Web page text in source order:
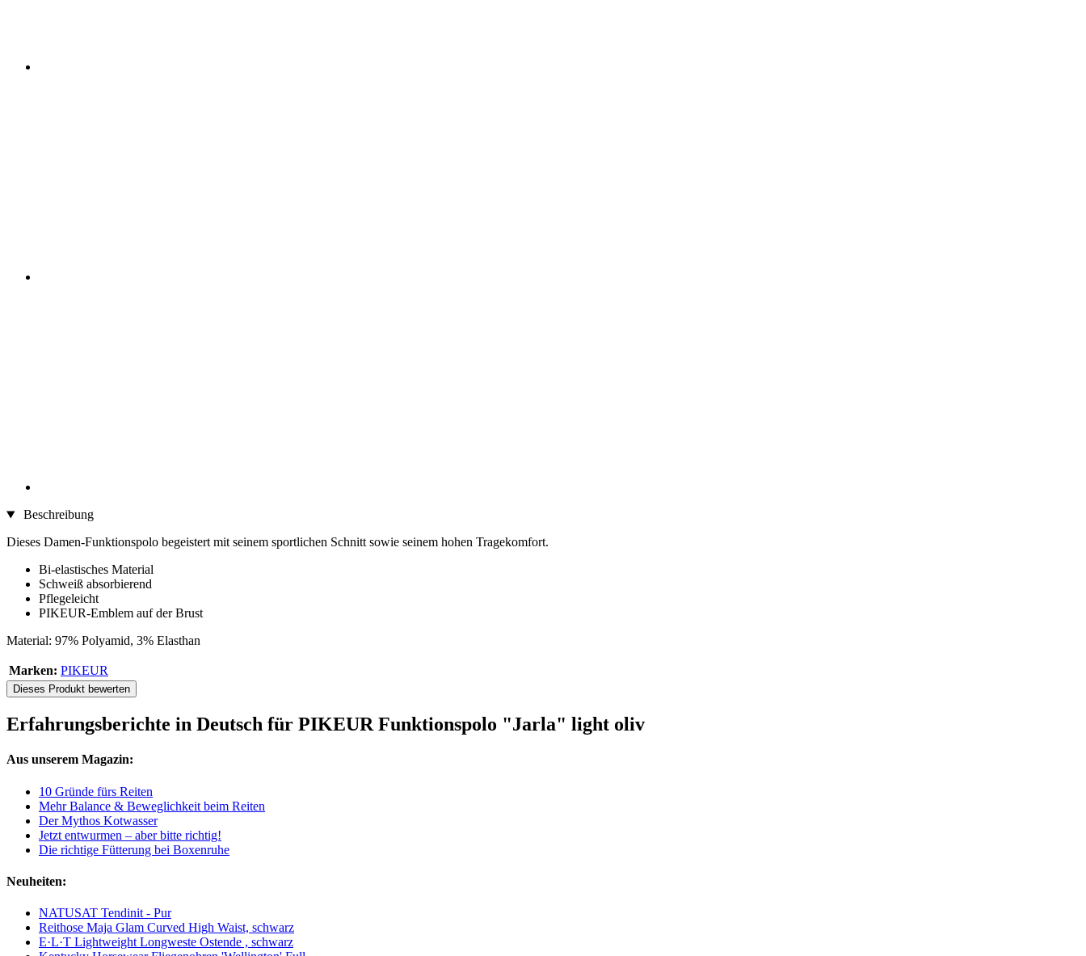
Beschreibung
Dieses Damen-Funktionspolo begeistert mit seinem sportlichen Schnitt sowie seinem hohen Tragekomfort.
Bi-elastisches Material
Schweiß absorbierend
Pflegeleicht
PIKEUR-Emblem auf der Brust
Material: 97% Polyamid, 3% Elasthan
Marken: PIKEUR
Dieses Produkt bewerten
Erfahrungsberichte in Deutsch für PIKEUR Funktionspolo "Jarla" light oliv
Aus unserem Magazin:
10 Gründe fürs Reiten
Mehr Balance & Beweglichkeit beim Reiten
Der Mythos Kotwasser
Jetzt entwurmen – aber bitte richtig!
Die richtige Fütterung bei Boxenruhe
Neuheiten:
NATUSAT Tendinit - Pur
Reithose Maja Glam Curved High Waist, schwarz
E·L·T Lightweight Longweste Ostende , schwarz